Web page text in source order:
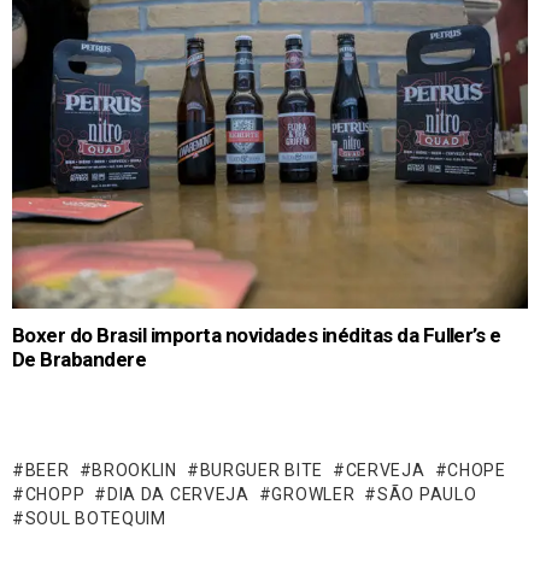
Boxer do Brasil importa novidades inéditas da Fuller’s e
De Brabandere
BEER BROOKLIN BURGUER BITE CERVEJA
CHOPE
CHOPP
DIA DA CERVEJA GROWLER
SÃO PAULO
SOUL BOTEQUIM